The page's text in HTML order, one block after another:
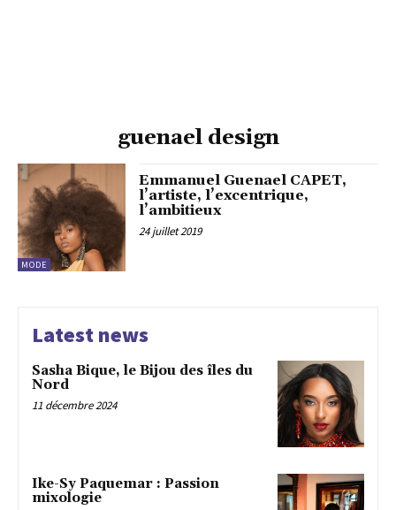
guenael design
MODE
Emmanuel Guenael CAPET,
l’artiste, l’excentrique,
l’ambitieux
24 juillet 2019
Latest news
Sasha Bique, le Bijou des îles du
Nord
11 décembre 2024
Ike-Sy Paquemar : Passion
mixologie